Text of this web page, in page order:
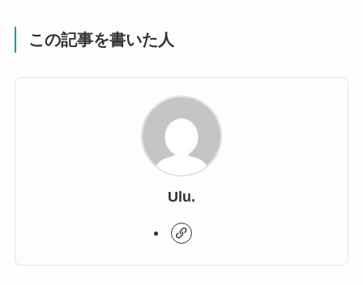
この記事を書いた人
Ulu.